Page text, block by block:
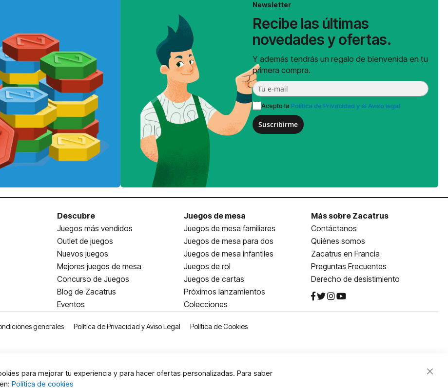
Newsletter
Recibe las últimas
novedades y ofertas.
Y además tendrás un regalo de bienvenida en tu
primera compra.
Acepto la Política de Privacidad y el Aviso legal
Suscribirme
Descubre
Juegos más vendidos
Outlet de juegos
Nuevos juegos
Mejores juegos de mesa
Concurso de Juegos
Blog de Zacatrus
Eventos
Juegos de mesa
Juegos de mesa familiares
Juegos de mesa para dos
Juegos de mesa infantiles
Juegos de rol
Juegos de cartas
Próximos lanzamientos
Colecciones
Más sobre Zacatrus
Contáctanos
Quiénes somos
Zacatrus en Francia
Preguntas Frecuentes
Derecho de desistimiento
generales Política de Privacidad y Aviso Legal Política de Cookies
para mejorar tu experiencia y para hacer ofertas personalizadas. Para saber
Política de cookies